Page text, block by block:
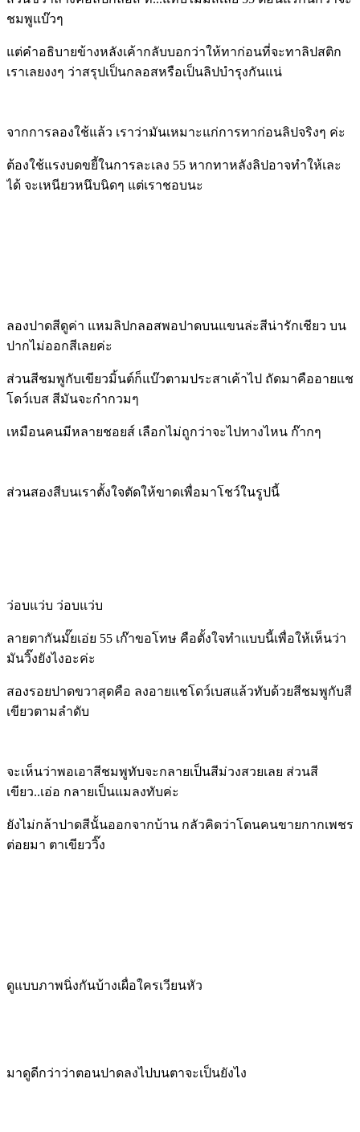
ชมพูแบ๊วๆ
แต่คำอธิบายข้างหลังเค้ากลับบอกว่าให้ทาก่อนที่จะทาลิปสติก
เราเลยงงๆ ว่าสรุปเป็นกลอสหรือเป็นลิปบำรุงกันแน่
จากการลองใช้แล้ว เราว่ามันเหมาะแก่การทาก่อนลิปจริงๆ ค่ะ
ต้องใช้แรงบดขยี้ในการละเลง 55 หากทาหลังลิปอาจทำให้เละ
ได้ จะเหนียวหนึบนิดๆ แต่เราชอบนะ
ลองปาดสีดูค่า แหมลิปกลอสพอปาดบนแขนล่ะสีน่ารักเชียว บน
ปากไม่ออกสีเลยค่ะ
ส่วนสีชมพูกับเขียวมิ้นต์ก็แบ๊วตามประสาเค้าไป ถัดมาคืออายแช
โดว์เบส สีมันจะกำกวมๆ
เหมือนคนมีหลายชอยส์ เลือกไม่ถูกว่าจะไปทางไหน ก๊ากๆ
ส่วนสองสีบนเราตั้งใจตัดให้ขาดเพื่อมาโชว์ในรูปนี้
ว่อบแว่บ ว่อบแว่บ
ลายตากันมั๊ยเอ่ย 55 เก๊าขอโทษ คือตั้งใจทำแบบนี้เพื่อให้เห็นว่า
มันวิ๊งยังไงอะค่ะ
สองรอยปาดขวาสุดคือ ลงอายแชโดว์เบสแล้วทับด้วยสีชมพูกับสี
เขียวตามลำดับ
จะเห็นว่าพอเอาสีชมพูทับจะกลายเป็นสีม่วงสวยเลย ส่วนสี
เขียว..เอ่อ กลายเป็นแมลงทับค่ะ
ยังไม่กล้าปาดสีนั้นออกจากบ้าน กลัวคิดว่าโดนคนขายกากเพชร
ต่อยมา ตาเขียววิ๊ง
ดูแบบภาพนิ่งกันบ้างเผื่อใครเวียนหัว
มาดูดีกว่าว่าตอนปาดลงไปบนตาจะเป็นยังไง